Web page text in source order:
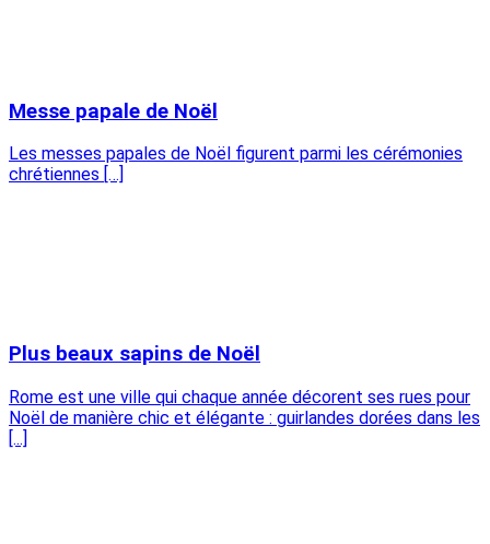
Messe papale de Noël
Les messes papales de Noël figurent parmi les cérémonies
chrétiennes […]
Plus beaux sapins de Noël
Rome est une ville qui chaque année décorent ses rues pour
Noël de manière chic et élégante : guirlandes dorées dans les
[...]